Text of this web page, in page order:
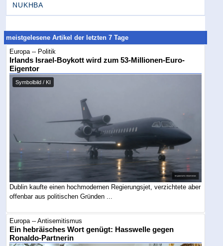
NUKHBA
meistgelesene Artikel der letzten 7 Tage
Europa -- Politik
Irlands Israel-Boykott wird zum 53-Millionen-Euro-
Eigentor
Symbolbild / KI
Dublin kaufte einen hochmodernen Regierungsjet, verzichtete aber
offenbar aus politischen Gründen ...
Europa -- Antisemitismus
Ein hebräisches Wort genügt: Hasswelle gegen
Ronaldo-Partnerin